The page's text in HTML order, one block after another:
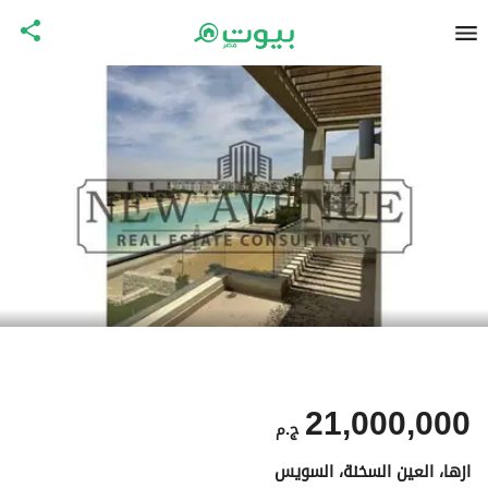
ج.م 21,000,000
ازها، العين السخنة، السويس